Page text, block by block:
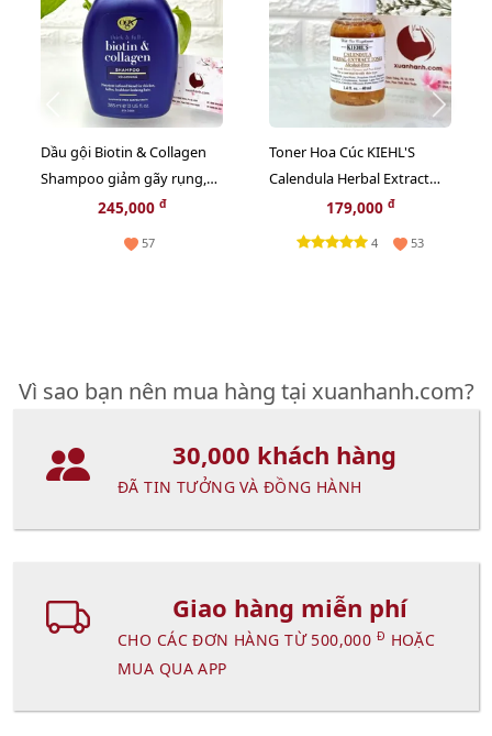
Dầu gội Biotin & Collagen
Shampoo giảm gãy rụng,
mềm mượt, bồng bềnh -
245,000 đ
57
Toner Hoa Cúc KIEHL'S
Calendula Herbal Extract
cân bằng độ ẩm và sạch
sâu - 40ml
179,000 đ
4 53
Vì sao bạn nên mua hàng tại xuanhanh.com?
30,000 khách hàng
ĐÃ TIN TƯỞNG VÀ ĐỒNG HÀNH
Giao hàng miễn phí
CHO CÁC ĐƠN HÀNG TỪ 500,000 Đ HOẶC
MUA QUA APP